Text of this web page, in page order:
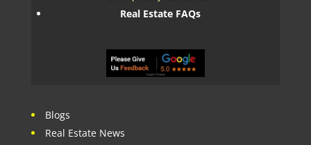
Real Estate FAQs
Blogs
Real Estate News